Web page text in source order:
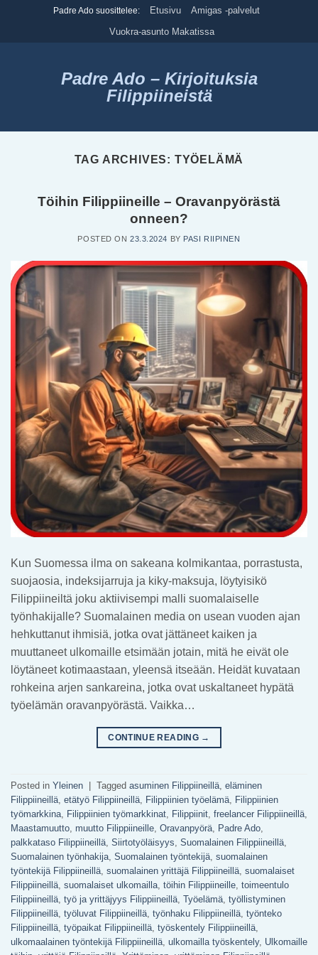
Padre Ado suosittelee: Etusivu
Amigas -palvelut
Vuokra-asunto Makatissa
Padre Ado – Kirjoituksia
Filippiineistä
TAG ARCHIVES: TYÖELÄMÄ
Töihin Filippiineille – Oravanpyörästä
onneen?
POSTED ON23.3.2024 BY PASI RIIPINEN
Kun Suomessa ilma on sakeana kolmikantaa, porrastusta,
suojaosia, indeksijarruja ja kiky-maksuja, löytyisikö
Filippiineiltä joku aktiivisempi malli suomalaiselle
työnhakijalle? Suomalainen media on usean vuoden ajan
hehkuttanut ihmisiä, jotka ovat jättäneet kaiken ja
muuttaneet ulkomaille etsimään jotain, mitä he eivät ole
löytäneet kotimaastaan, yleensä itseään. Heidät kuvataan
rohkeina arjen sankareina, jotka ovat uskaltaneet hypätä
työelämän oravanpyörästä. Vaikka…
CONTINUE READING →
Posted in Yleinen Tagged asuminen Filippiineillä, eläminen
Filippiineillä, etätyö Filippiineillä, Filippiinien työelämä, Filippiinien
työmarkkina, Filippiinien työmarkkinat, Filippiinit, freelancer Filippiineillä,
Maastamuutto, muutto Filippiineille, Oravanpyörä, Padre Ado,
palkkataso Filippiineillä, Siirtotyöläisyys, Suomalainen Filippiineillä,
Suomalainen työnhakija, Suomalainen työntekijä, suomalainen
työntekijä Filippiineillä, suomalainen yrittäjä Filippiineillä, suomalaiset
Filippiineillä, suomalaiset ulkomailla, töihin Filippiineille, toimeentulo
Filippiineillä, työ ja yrittäjyys Filippiineillä, Työelämä, työllistyminen
Filippiineillä, työluvat Filippiineillä, työnhaku Filippiineillä, työnteko
Filippiineillä, työpaikat Filippiineillä, työskentely Filippiineillä,
ulkomaalainen työntekijä Filippiineillä, ulkomailla työskentely, Ulkomaille